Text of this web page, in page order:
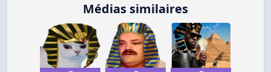
Médias similaires